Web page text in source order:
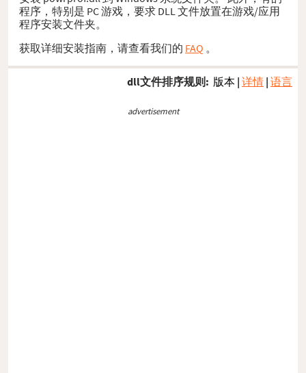
程序，特别是 PC 游戏，要求 DLL 文件放置在游戏/应用
程序安装文件夹。
获取详细安装指南，请查看我们的 FAQ 。
dll文件排序规则: 版本 | 详情 | 语言
advertisement